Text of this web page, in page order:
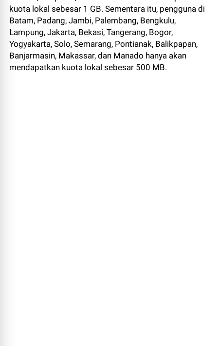
kuota lokal sebesar 1 GB. Sementara itu, pengguna di
Batam, Padang, Jambi, Palembang, Bengkulu,
Lampung, Jakarta, Bekasi, Tangerang, Bogor,
Yogyakarta, Solo, Semarang, Pontianak, Balikpapan,
Banjarmasin, Makassar, dan Manado hanya akan
mendapatkan kuota lokal sebesar 500 MB.